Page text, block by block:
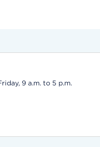
9 a.m. to 5 p.m.